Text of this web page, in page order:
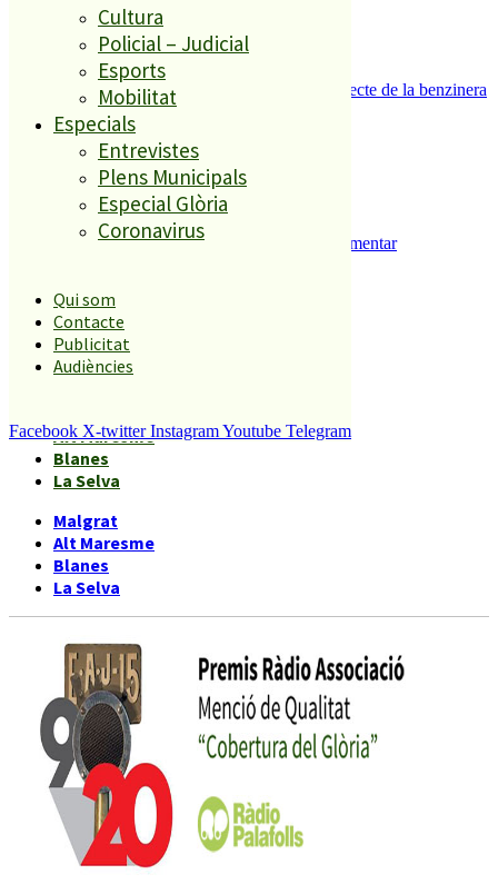
Cultura
Policial – Judicial
Esports
Mobilitat
Especials
Entrevistes
Plens Municipals
Especial Glòria
Coronavirus
Qui som
Contacte
Publicitat
Audiències
Facebook X-twitter InstagramYoutube Telegram
Es presenten 17 al·legacions contra el projecte de la benzinera
del carrer Passada
5
Malgrat de Mar inicia els tràmits per implementar
Àmbits geogràfics
Alt Maresme
Blanes
La Selva
Malgrat
Alt Maresme
Blanes
La Selva